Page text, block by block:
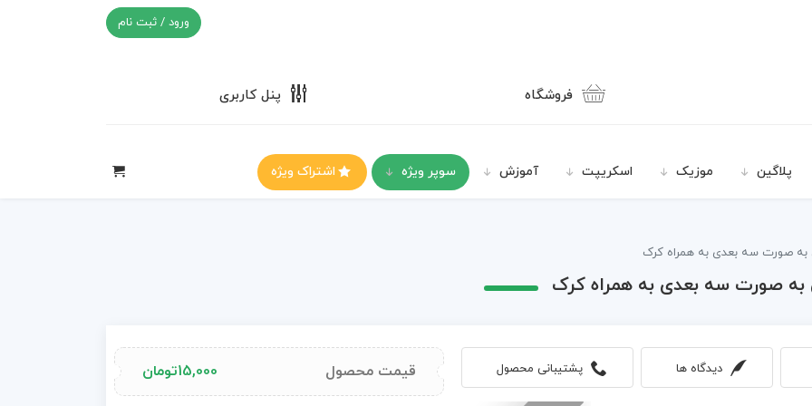
ورود / ثبت نام
فروشگاه پنل کاربری
پلاگین موزیک اسکریپت آموزش سوپر ویژه اشتراک ویژه
دیدگاه ها پشتیبانی محصول قیمت محصول 15,000تومان